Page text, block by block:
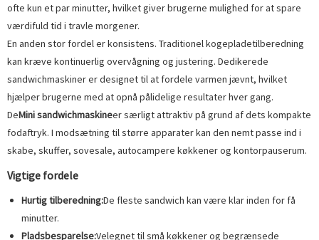
ofte kun et par minutter, hvilket giver brugerne mulighed for at spare
værdifuld tid i travle morgener.
En anden stor fordel er konsistens. Traditionel kogepladetilberedning
kan kræve kontinuerlig overvågning og justering. Dedikerede
sandwichmaskiner er designet til at fordele varmen jævnt, hvilket
hjælper brugerne med at opnå pålidelige resultater hver gang.
DeMini sandwichmaskineer særligt attraktiv på grund af dets kompakte
fodaftryk. I modsætning til større apparater kan den nemt passe ind i
skabe, skuffer, sovesale, autocampere køkkener og kontorpauserum.
Vigtige fordele
Hurtig tilberedning:De fleste sandwich kan være klar inden for få
minutter.
Pladsbesparelse:Velegnet til små køkkener og begrænsede